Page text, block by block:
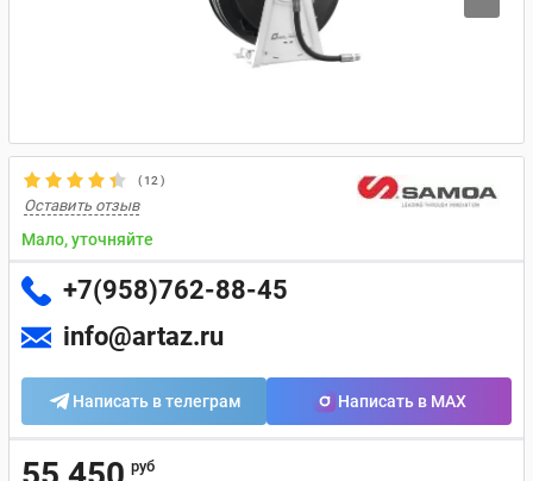
(12 )
Оставить отзыв
Мало, уточняйте
+7(958)762-88-45
info@artaz.ru
Написать в телеграм Написать в MAX
руб